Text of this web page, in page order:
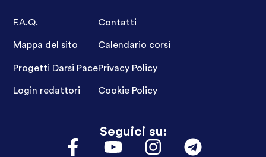
F.A.Q.
Mappa del sito
Progetti Darsi Pace
Login redattori
Contatti
Calendario corsi
Privacy Policy
Cookie Policy
Seguici su: